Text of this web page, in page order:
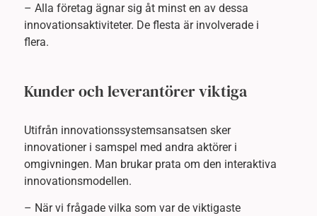
– Alla företag ägnar sig åt minst en av dessa
innovationsaktiviteter. De flesta är involverade i
flera.
Kunder och leverantörer viktiga
Utifrån innovationssystemsansatsen sker
innovationer i samspel med andra aktörer i
omgivningen. Man brukar prata om den interaktiva
innovationsmodellen.
– När vi frågade vilka som var de viktigaste